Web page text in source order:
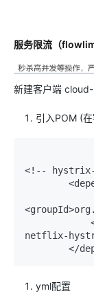
服务限流（
新建客户端
引入POM (
<!--
netflix-
yml配置